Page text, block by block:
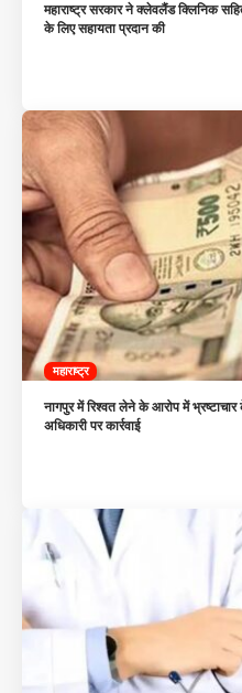
महाराष्ट्र सरकार ने क्लेवलैंड क्लिनिक
के लिए सहायता प्रदान की
महाराष्ट्र
नागपुर में रिश्वत लेने के आरोप में
अधिकारी पर कार्रवाई